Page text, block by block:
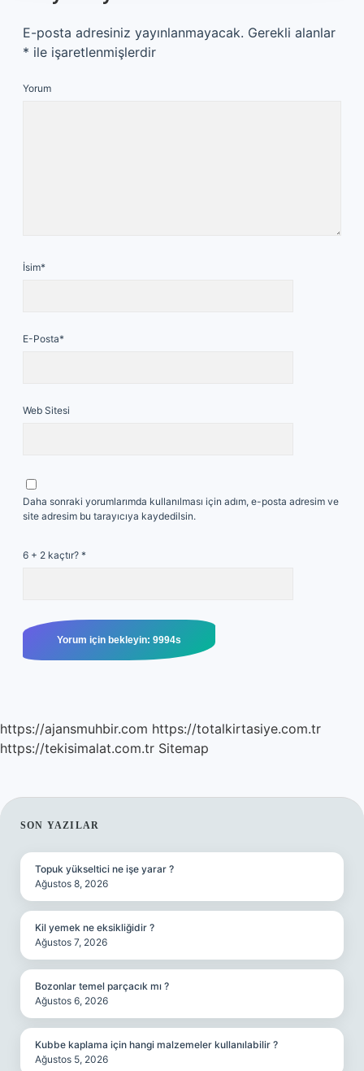
E-posta adresiniz yayınlanmayacak. Gerekli alanlar
* ile işaretlenmişlerdir
Yorum
İsim*
E-Posta*
Web Sitesi
Daha sonraki yorumlarımda kullanılması için adım, e-posta adresim ve
site adresim bu tarayıcıya kaydedilsin.
6 + 2 kaçtır? *
https://ajansmuhbir.com https://totalkirtasiye.com.tr
https://tekisimalat.com.tr Sitemap
SIDEBAR
SON YAZILAR
Topuk yükseltici ne işe yarar ?
Ağustos 8, 2026
Kil yemek ne eksikliğidir ?
Ağustos 7, 2026
Bozonlar temel parçacık mı ?
Ağustos 6, 2026
Kubbe kaplama için hangi malzemeler kullanılabilir ?
Ağustos 5, 2026